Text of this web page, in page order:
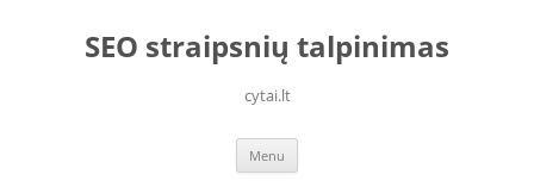
contentSEO straipsnių talpinimas
cytai.lt
Menu